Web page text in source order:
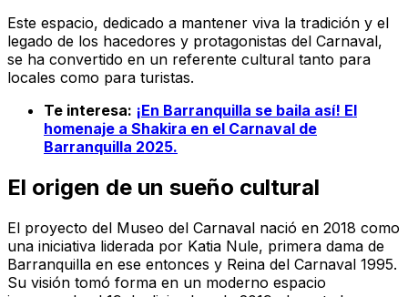
Este espacio, dedicado a mantener viva la tradición y el
legado de los hacedores y protagonistas del Carnaval,
se ha convertido en un referente cultural tanto para
locales como para turistas.
Te interesa: ¡En Barranquilla se baila así! El
homenaje a Shakira en el Carnaval de
Barranquilla 2025.
El origen de un sueño cultural
El proyecto del Museo del Carnaval nació en 2018 como
una iniciativa liderada por Katia Nule, primera dama de
Barranquilla en ese entonces y Reina del Carnaval 1995.
Su visión tomó forma en un moderno espacio